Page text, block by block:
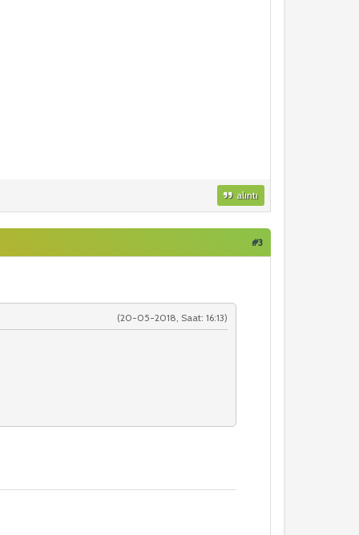
alıntı
#3
(20-05-2018, Saat: 16:13)